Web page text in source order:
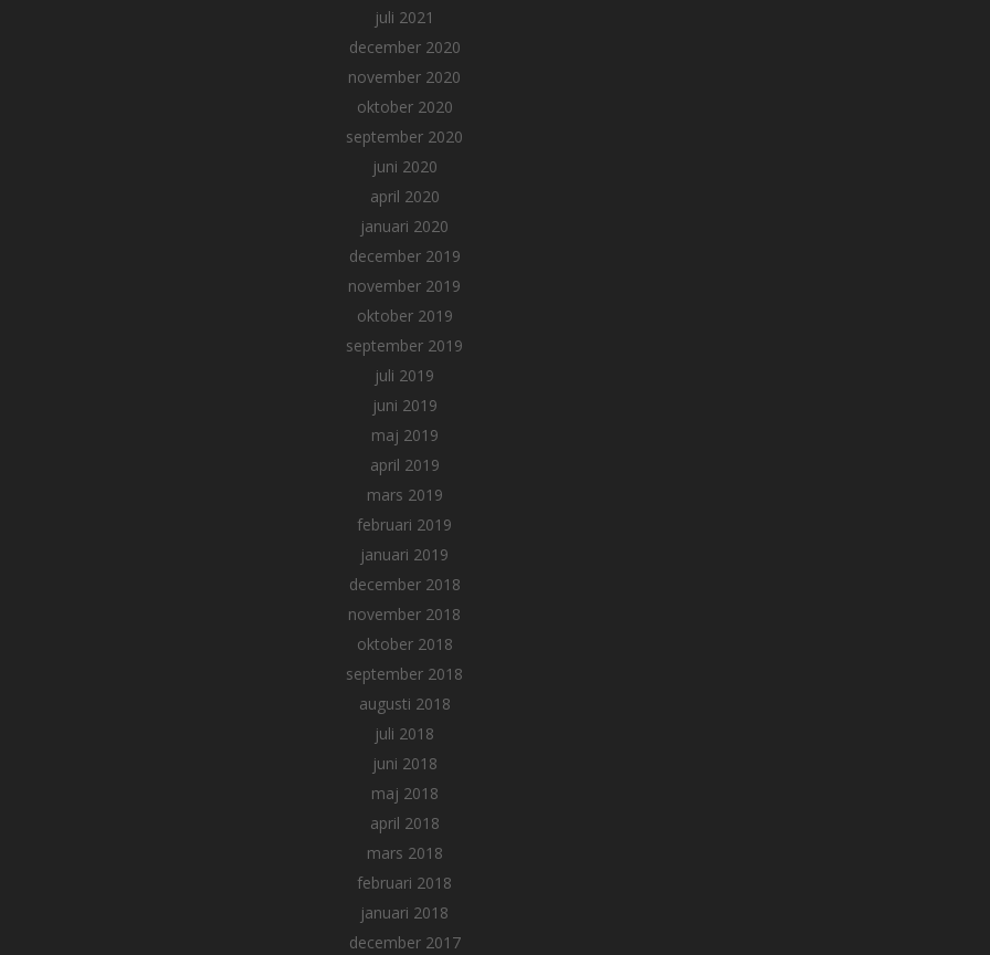
juli 2021
december 2020
november 2020
oktober 2020
september 2020
juni 2020
april 2020
januari 2020
december 2019
november 2019
oktober 2019
september 2019
juli 2019
juni 2019
maj 2019
april 2019
mars 2019
februari 2019
januari 2019
december 2018
november 2018
oktober 2018
september 2018
augusti 2018
juli 2018
juni 2018
maj 2018
april 2018
mars 2018
februari 2018
januari 2018
december 2017